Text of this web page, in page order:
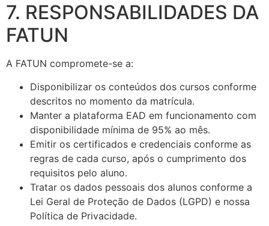
7. RESPONSABILIDADES DA
FATUN
A FATUN compromete-se a:
Disponibilizar os conteúdos dos cursos conforme
descritos no momento da matrícula.
Manter a plataforma EAD em funcionamento com
disponibilidade mínima de 95% ao mês.
Emitir os certificados e credenciais conforme as
regras de cada curso, após o cumprimento dos
requisitos pelo aluno.
Tratar os dados pessoais dos alunos conforme a
Lei Geral de Proteção de Dados (LGPD) e nossa
Política de Privacidade.